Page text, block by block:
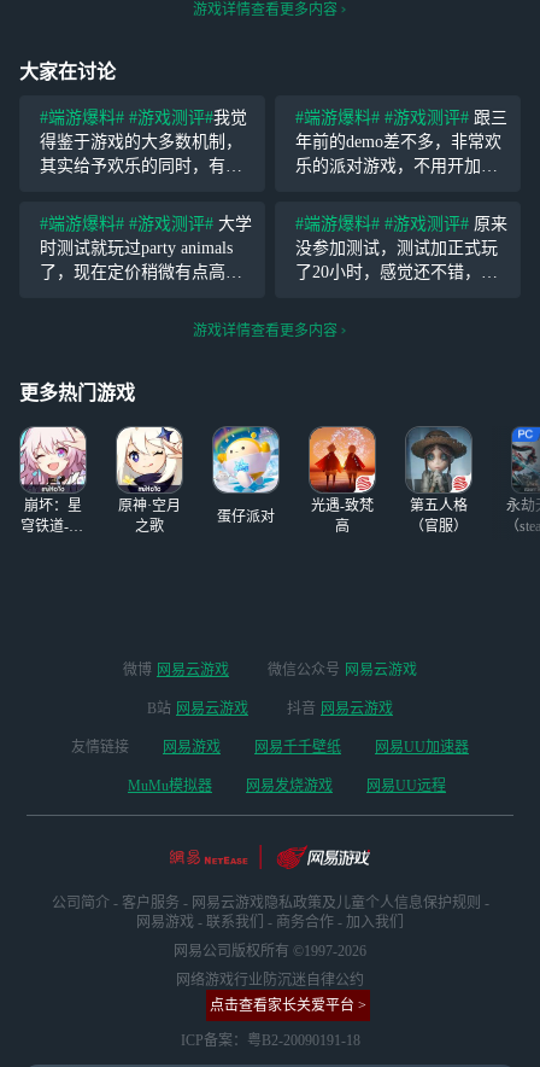
游戏详情查看更多内容
大家在讨论
#端游爆料# #游戏测评#我觉
得鉴于游戏的大多数机制，
其实给予欢乐的同时，有更
更持续，毕竟，也不能一直
欢乐下去，会麻木，快乐之
后还会有什么吸引我们继续
#端游爆料# #游戏测评# 跟三
年前的demo差不多，非常欢
乐的派对游戏，不用开加速
把别人打晕的那一下时
停），傻不啦叽的小动物拿
棒球棒锤别的傻不拉叽的小
#端游爆料# #游戏测评# 大学
时测试就玩过party animals
了，现在定价稍微有点高，
挺欢乐的，有朋友玩的话游
分支，来来去
#端游爆料# #游戏测评# 原来
没参加测试，测试加正式玩
了20小时，感觉还不错，目
还是过多的，后期最好可以
游戏详情查看更多内容
更多热门游戏
崩坏：星
穹铁道-4.4
原神·空月
之歌
蛋仔派对
光遇-致梵
高
第五人格
（官服）
永劫
（
微博 网易云游戏 微信公众号 网易云游戏
B站 网易云游戏 抖音 网易云游戏
友情链接 网易游戏 网易千千壁纸 网易UU加速器
MuMu模拟器 网易发烧游戏 网易UU远程
公司简介 - 客户服务 - 网易云游戏隐私政策及儿童个人信息保护规则 -
网易游戏 - 联系我们 - 商务合作 - 加入我们
网易公司版权所有 ©1997-2026
网络游戏行业防沉迷自律公约
点击查看家长关爱平台 >
ICP备案：粤B2-20090191-18